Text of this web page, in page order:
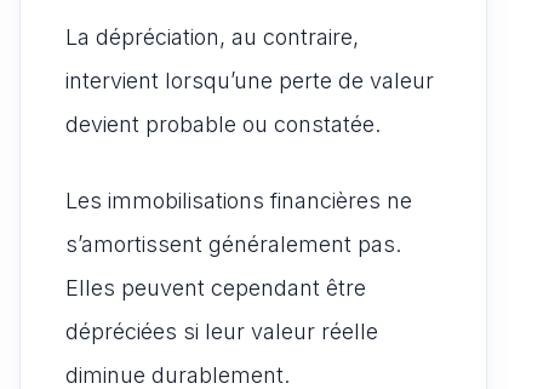
La dépréciation, au contraire,
intervient lorsqu’une perte de valeur
devient probable ou constatée.
Les immobilisations financières ne
s’amortissent généralement pas.
Elles peuvent cependant être
dépréciées si leur valeur réelle
diminue durablement.